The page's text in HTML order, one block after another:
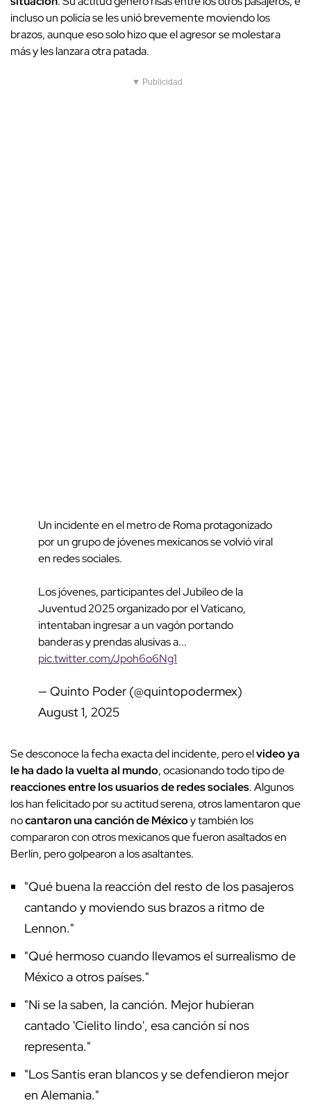
incluso un policía se les unió brevemente moviendo los
brazos, aunque eso solo hizo que el agresor se molestara
más y les lanzara otra patada.
▼ Publicidad
Un incidente en el metro de Roma protagonizado
por un grupo de jóvenes mexicanos se volvió viral
en redes sociales.
Los jóvenes, participantes del Jubileo de la
Juventud 2025 organizado por el Vaticano,
intentaban ingresar a un vagón portando
banderas y prendas alusivas a...
pic.twitter.com/Jpoh6o6Ng1
— Quinto Poder (@quintopodermex)
August 1, 2025
Se desconoce la fecha exacta del incidente, pero elvideo ya
le ha dado la vuelta al mundo, ocasionando todo tipo de
reacciones entre los usuarios de redes sociales. Algunos
los han felicitado por su actitud serena, otros lamentaron que
nocantaron una canción de Méxicoy también los
compararon con otros mexicanos que fueron asaltados en
Berlín, pero golpearon a los asaltantes.
"Qué buena la reacción del resto de los pasajeros
cantando y moviendo sus brazos a ritmo de
Lennon."
"Qué hermoso cuando llevamos el surrealismo de
México a otros países."
"Ni se la saben, la canción. Mejor hubieran
cantado 'Cielito lindo', esa canción sí nos
representa."
"Los Santis eran blancos y se defendieron mejor
en Alemania."